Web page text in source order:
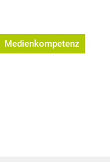
Medienkompetenz